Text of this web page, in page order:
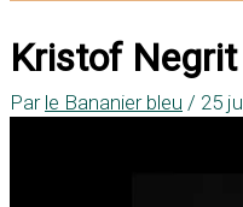
Kristof
Par le Bananier bleu / 25